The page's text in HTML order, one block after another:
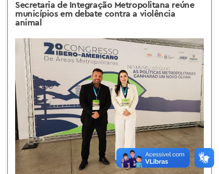
Secretaria de Integração Metropolitana reúne
municípios em debate contra a violência
animal